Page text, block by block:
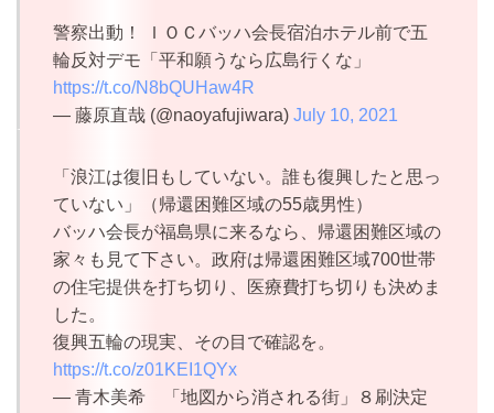
警察出動！ ＩＯＣバッハ会長宿泊ホテル前で五
輪反対デモ「平和願うなら広島行くな」
https://t.co/N8bQUHaw4R
— 藤原直哉 (@naoyafujiwara) July 10, 2021
「浪江は復旧もしていない。誰も復興したと思っ
ていない」（帰還困難区域の55歳男性）
バッハ会長が福島県に来るなら、帰還困難区域の
家々も見て下さい。政府は帰還困難区域700世帯
の住宅提供を打ち切り、医療費打ち切りも決めま
した。
復興五輪の現実、その目で確認を。
https://t.co/z01KEI1QYx
— 青木美希 「地図から消される街」８刷決定